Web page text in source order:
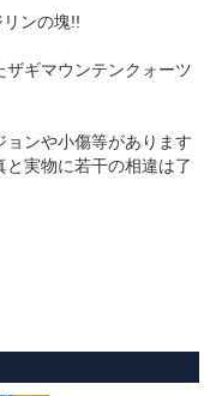
ンの塊!!
ギマウンテンクォーツ
ンや小傷等があります
実物に若干の相違は了